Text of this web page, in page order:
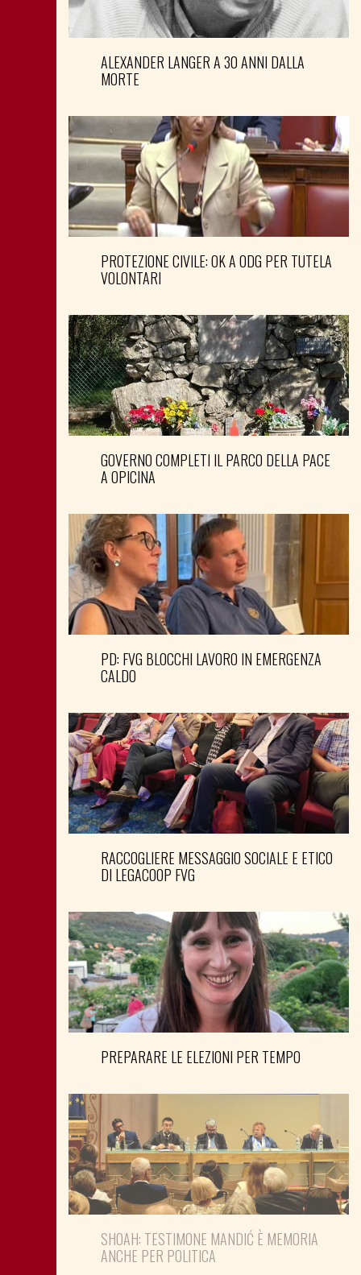
ALEXANDER LANGER A 30 ANNI DALLA
MORTE
PROTEZIONE CIVILE: OK A ODG PER TUTELA
VOLONTARI
GOVERNO COMPLETI IL PARCO DELLA PACE
A OPICINA
PD: FVG BLOCCHI LAVORO IN EMERGENZA
CALDO
RACCOGLIERE MESSAGGIO SOCIALE E ETICO
DI LEGACOOP FVG
PREPARARE LE ELEZIONI PER TEMPO
SHOAH: TESTIMONE MANDIĆ È MEMORIA
ANCHE PER POLITICA